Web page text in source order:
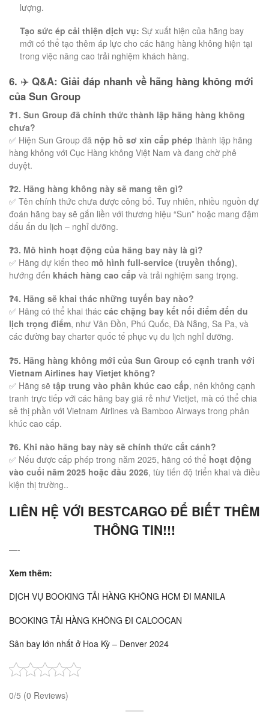
lượng.
Tạo sức ép cải thiện dịch vụ: Sự xuất hiện của hãng bay
mới có thể tạo thêm áp lực cho các hãng hàng không hiện tại
trong việc nâng cao trải nghiệm khách hàng.
6. ✈️ Q&A: Giải đáp nhanh về hãng hàng không mới
của Sun Group
❓1. Sun Group đã chính thức thành lập hãng hàng không
chưa?
✅ Hiện Sun Group đã nộp hồ sơ xin cấp phép thành lập hãng
hàng không với Cục Hàng không Việt Nam và đang chờ phê
duyệt.
❓2. Hãng hàng không này sẽ mang tên gì?
✅ Tên chính thức chưa được công bố. Tuy nhiên, nhiều nguồn dự
đoán hãng bay sẽ gắn liền với thương hiệu “Sun” hoặc mang đậm
dấu ấn du lịch – nghỉ dưỡng.
❓3. Mô hình hoạt động của hãng bay này là gì?
✅ Hãng dự kiến theo mô hình full-service (truyền thống),
hướng đến khách hàng cao cấp và trải nghiệm sang trọng.
❓4. Hãng sẽ khai thác những tuyến bay nào?
✅ Hãng có thể khai thác các chặng bay kết nối điểm đến du
lịch trọng điểm, như Vân Đồn, Phú Quốc, Đà Nẵng, Sa Pa, và
các đường bay charter quốc tế phục vụ du lịch nghỉ dưỡng.
❓5. Hãng hàng không mới của Sun Group có cạnh tranh với
Vietnam Airlines hay Vietjet không?
✅ Hãng sẽ tập trung vào phân khúc cao cấp, nên không cạnh
tranh trực tiếp với các hãng bay giá rẻ như Vietjet, mà có thể chia
sẻ thị phần với Vietnam Airlines và Bamboo Airways trong phân
khúc cao cấp.
❓6. Khi nào hãng bay này sẽ chính thức cất cánh?
✅ Nếu được cấp phép trong năm 2025, hãng có thể hoạt động
vào cuối năm 2025 hoặc đầu 2026, tùy tiến độ triển khai và điều
kiện thị trường..
LIÊN HỆ VỚI BESTCARGO ĐỂ BIẾT THÊM
THÔNG TIN!!!
—-
Xem thêm:
DỊCH VỤ BOOKING TẢI HÀNG KHÔNG HCM ĐI MANILA
BOOKING TẢI HÀNG KHÔNG ĐI CALOOCAN
Sân bay lớn nhất ở Hoa Kỳ – Denver 2024
0/5 (0 Reviews)